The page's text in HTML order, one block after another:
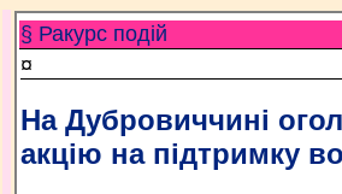
§ Ракурс подій
¤
На Дубровиччині
акцію на підтримку